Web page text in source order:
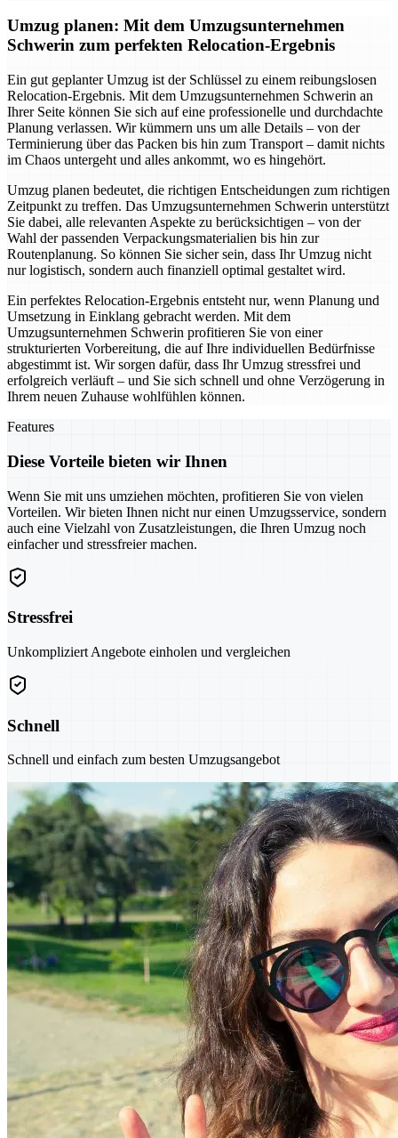
Umzug planen: Mit dem Umzugsunternehmen
Schwerin zum perfekten Relocation-Ergebnis
Ein gut geplanter Umzug ist der Schlüssel zu einem reibungslosen
Relocation-Ergebnis. Mit dem Umzugsunternehmen Schwerin an
Ihrer Seite können Sie sich auf eine professionelle und durchdachte
Planung verlassen. Wir kümmern uns um alle Details – von der
Terminierung über das Packen bis hin zum Transport – damit nichts
im Chaos untergeht und alles ankommt, wo es hingehört.
Umzug planen bedeutet, die richtigen Entscheidungen zum richtigen
Zeitpunkt zu treffen. Das Umzugsunternehmen Schwerin unterstützt
Sie dabei, alle relevanten Aspekte zu berücksichtigen – von der
Wahl der passenden Verpackungsmaterialien bis hin zur
Routenplanung. So können Sie sicher sein, dass Ihr Umzug nicht
nur logistisch, sondern auch finanziell optimal gestaltet wird.
Ein perfektes Relocation-Ergebnis entsteht nur, wenn Planung und
Umsetzung in Einklang gebracht werden. Mit dem
Umzugsunternehmen Schwerin profitieren Sie von einer
strukturierten Vorbereitung, die auf Ihre individuellen Bedürfnisse
abgestimmt ist. Wir sorgen dafür, dass Ihr Umzug stressfrei und
erfolgreich verläuft – und Sie sich schnell und ohne Verzögerung in
Ihrem neuen Zuhause wohlfühlen können.
Features
Diese Vorteile bieten wir Ihnen
Wenn Sie mit uns umziehen möchten, profitieren Sie von vielen
Vorteilen. Wir bieten Ihnen nicht nur einen Umzugsservice, sondern
auch eine Vielzahl von Zusatzleistungen, die Ihren Umzug noch
einfacher und stressfreier machen.
Stressfrei
Unkompliziert Angebote einholen und vergleichen
Schnell
Schnell und einfach zum besten Umzugsangebot